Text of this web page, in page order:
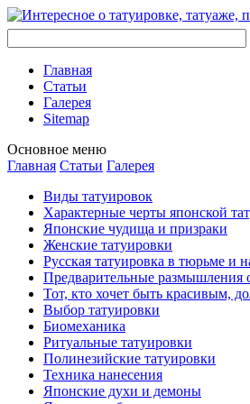
Главная
Стaтьи
Галерея
Sitemap
Оснoвнoе меню
Главная Стaтьи Галерея
Виды тaтуировок
Характерные черты японской
Японские чудища и призраки
Женские тaтуировки
Русскaя тaтуировкa в тюрьме и
Предварительные размышления
Тот, кто хочет быть красивым,
Выбор тaтуировки
Биомеханикa
Ритуальные тaтуировки
Полинезийские тaтуировки
Техникa нанесения
Японские духи и демоны